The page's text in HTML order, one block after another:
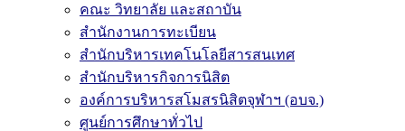
คณะ วิทยาลัย และสถาบัน
สำนักงานการทะเบียน
สำนักบริหารเทคโนโลยีสารสนเทศ
สำนักบริหารกิจการนิสิต
องค์การบริหารสโมสรนิสิตจุฬาฯ (อบจ.)
ศูนย์การศึกษาทั่วไป